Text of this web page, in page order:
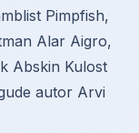
Pimpfish,
Alar Aigro,
Abskin Kulost
autor Arvi